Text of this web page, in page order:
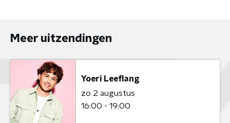
Meer uitzendingen
Yoeri Leeflang
zo 2 augustus
16:00 - 19:00